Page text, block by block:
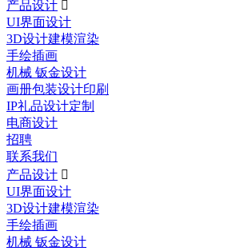
产品设计 
UI界面设计
3D设计建模渲染
手绘插画
机械 钣金设计
画册包装设计印刷
IP礼品设计定制
电商设计
招聘
联系我们
产品设计 
UI界面设计
3D设计建模渲染
手绘插画
机械 钣金设计